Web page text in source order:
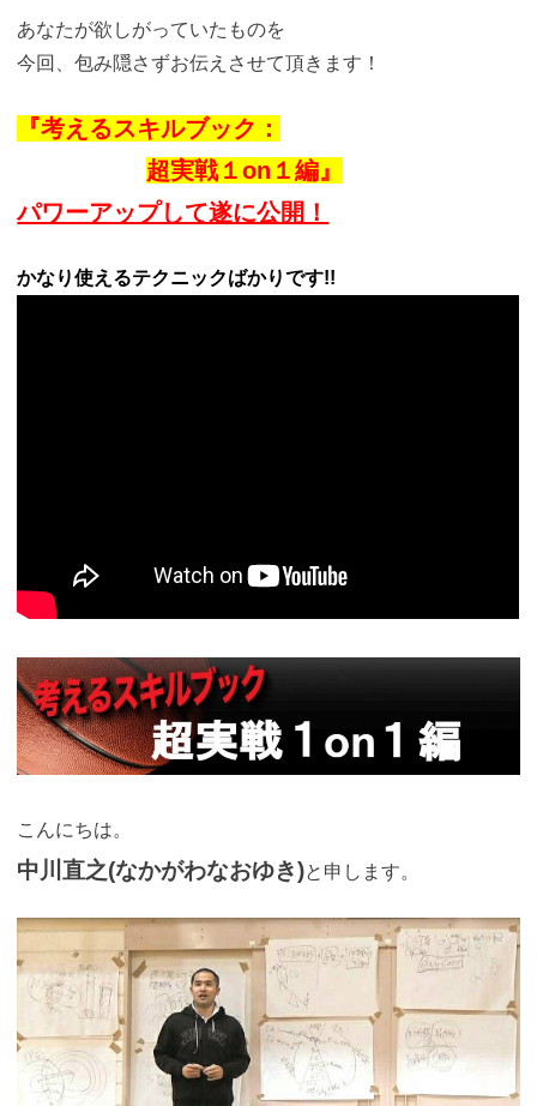
あなたが欲しがっていたものを
今回、包み隠さずお伝えさせて頂きます！
『考えるスキルブック：
超実戦１on１編』
パワーアップして遂に公開！
かなり使えるテクニックばかりです!!
こんにちは。
中川直之(なかがわなおゆき)と申します。